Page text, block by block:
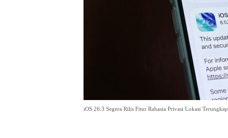
iOS 26.3 Segera Rilis Fitur Rahasia Privasi Lokasi Terungkap